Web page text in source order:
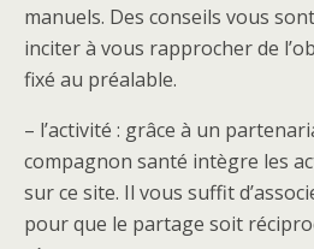
manuels. Des conseils vous
inciter à vous rapprocher de
fixé au préalable.
– l’activité : grâce à un
compagnon santé intègre les
sur ce site. Il vous suffit
pour que le partage soit